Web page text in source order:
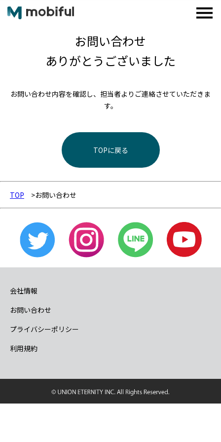
お問い合わせ
ありがとうございました
お問い合わせ内容を確認し、担当者よりご連絡させていただきま
す。
TOPに戻る
TOP お問い合わせ
会社情報
お問い合わせ
プライバシーポリシー
利用規約